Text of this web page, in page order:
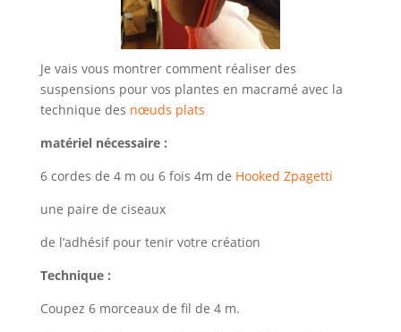
Je vais vous montrer comment réaliser des
suspensions pour vos plantes en macramé avec la
technique des nœuds plats
matériel nécessaire :
6 cordes de 4 m ou 6 fois 4m de Hooked Zpagetti
une paire de ciseaux
de l’adhésif pour tenir votre création
Technique :
Coupez 6 morceaux de fil de 4 m.